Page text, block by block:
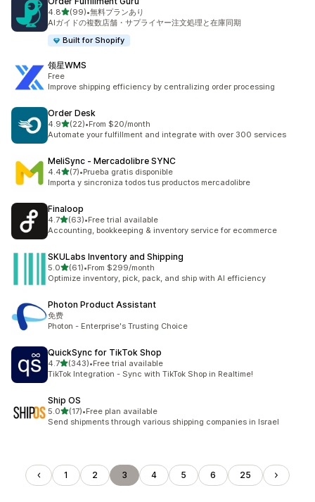
4.85つ星中
(99)
合計レビュー数：99件
•無料プランあり
AIガイドの複数店舗・サプライヤー注文処理と在庫同期
Built for Shopify
领星WMS
Free
Improve shipping efficiency by centralizing order processing
Order Desk
4.95つ星中
(22)
合計レビュー数：22件
•From $20/month
Automate your fulfillment and integrate with over 300 services
MeliSync ‑ Mercadolibre SYNC
4.45つ星中
(7)
合計レビュー数：7件
•Prueba gratis disponible
Importa y sincroniza todos tus productos mercadolibre
Finaloop
4.75つ星中
(63)
合計レビュー数：63件
•Free trial available
Accounting, bookkeeping & inventory service for ecommerce
SKULabs Inventory and Shipping
5.05つ星中
(61)
合計レビュー数：61件
•From $299/month
Optimize inventory, pick, pack, and ship with AI efficiency
Photon Product Assistant
免费
Photon - Enterprise's Trusting Choice
QuickSync for TikTok Shop
4.75つ星中
(343)
合計レビュー数：343件
•Free trial available
TikTok Integration - Sync with TikTok Shop in Realtime!
Ship OS
5.05つ星中
(17)
合計レビュー数：17件
•Free plan available
Send shipments through various shipping companies in Israel
1 2 3 4 5 6 25